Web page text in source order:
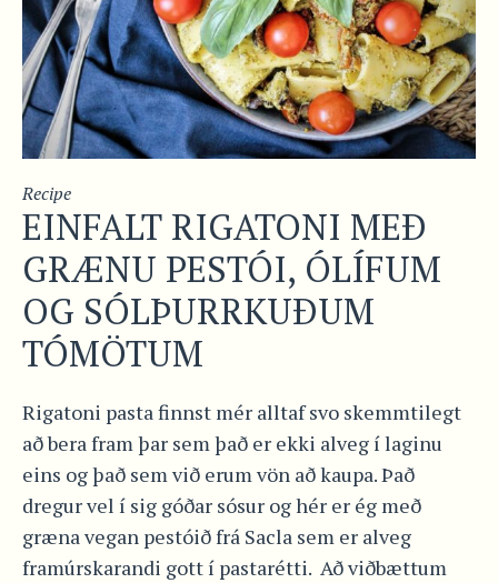
Recipe
EINFALT RIGATONI MEÐ
GRÆNU PESTÓI, ÓLÍFUM
OG SÓLÞURRKUÐUM
TÓMÖTUM
Rigatoni pasta finnst mér alltaf svo skemmtilegt
að bera fram þar sem það er ekki alveg í laginu
eins og það sem við erum vön að kaupa. Það
dregur vel í sig góðar sósur og hér er ég með
græna vegan pestóið frá Sacla sem er alveg
framúrskarandi gott í pastarétti. Að viðbættum